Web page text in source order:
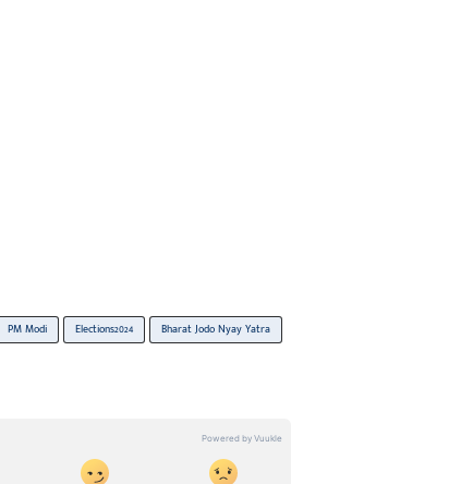
PM Modi Elections2024 Bharat Jodo Nyay Yatra